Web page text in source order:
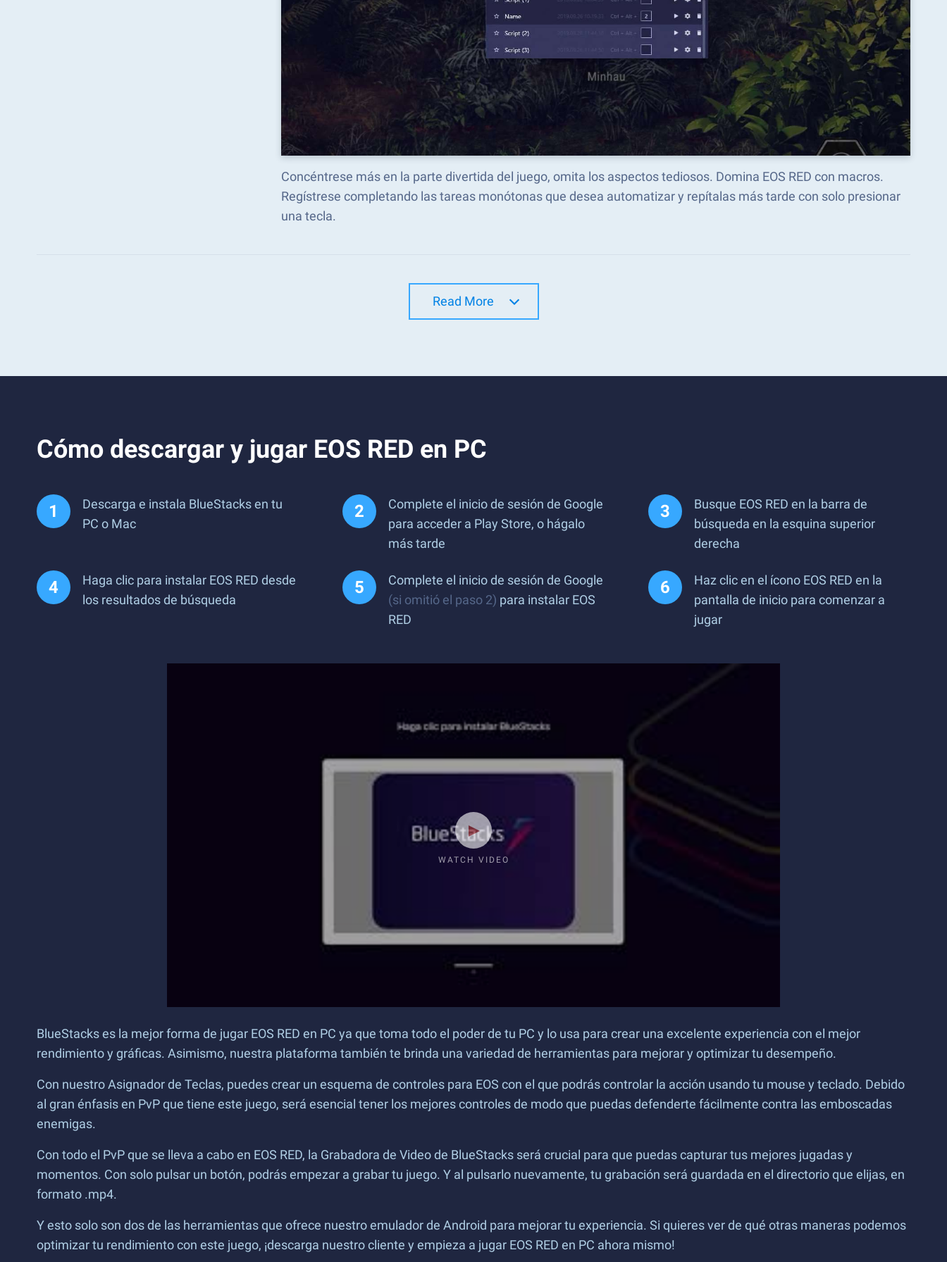
Concéntrese más en la parte divertida del juego, omita los aspectos tediosos. Domina EOS RED con macros.
Regístrese completando las tareas monótonas que desea automatizar y repítalas más tarde con solo presionar
una tecla.
Read More
Cómo descargar y jugar EOS RED en PC
Descarga e instala BlueStacks en tu
PC o Mac
Complete el inicio de sesión de Google
para acceder a Play Store, o hágalo
más tarde
Busque EOS RED en la barra de
búsqueda en la esquina superior
derecha
Haga clic para instalar EOS RED desde
los resultados de búsqueda
Complete el inicio de sesión de Google
(si omitió el paso 2) para instalar EOS
RED
Haz clic en el ícono EOS RED en la
pantalla de inicio para comenzar a
jugar
WATCH VIDEO
BlueStacks es la mejor forma de jugar EOS RED en PC ya que toma todo el poder de tu PC y lo usa para crear una excelente experiencia con el mejor
rendimiento y gráficas. Asimismo, nuestra plataforma también te brinda una variedad de herramientas para mejorar y optimizar tu desempeño.
Con nuestro Asignador de Teclas, puedes crear un esquema de controles para EOS con el que podrás controlar la acción usando tu mouse y teclado. Debido
al gran énfasis en PvP que tiene este juego, será esencial tener los mejores controles de modo que puedas defenderte fácilmente contra las emboscadas
enemigas.
Con todo el PvP que se lleva a cabo en EOS RED, la Grabadora de Video de BlueStacks será crucial para que puedas capturar tus mejores jugadas y
momentos. Con solo pulsar un botón, podrás empezar a grabar tu juego. Y al pulsarlo nuevamente, tu grabación será guardada en el directorio que elijas, en
formato .mp4.
Y esto solo son dos de las herramientas que ofrece nuestro emulador de Android para mejorar tu experiencia. Si quieres ver de qué otras maneras podemos
optimizar tu rendimiento con este juego, ¡descarga nuestro cliente y empieza a jugar EOS RED en PC ahora mismo!